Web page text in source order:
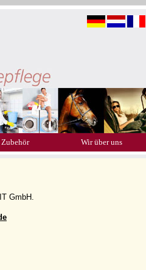
Zubehör Wir über uns
GmbH.